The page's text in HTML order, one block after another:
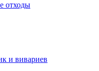
отходы
и вивариев